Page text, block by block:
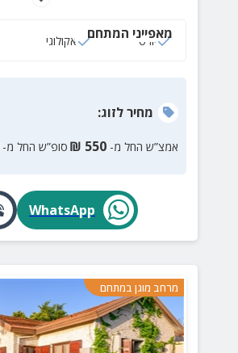
מאפייני המתחם
יורט אקולוגי
מחירלזוג:
אמצ”ש החל מ- 550
₪ סופ”ש החל מ-
WhatsApp
מרחב מוגן במתחם